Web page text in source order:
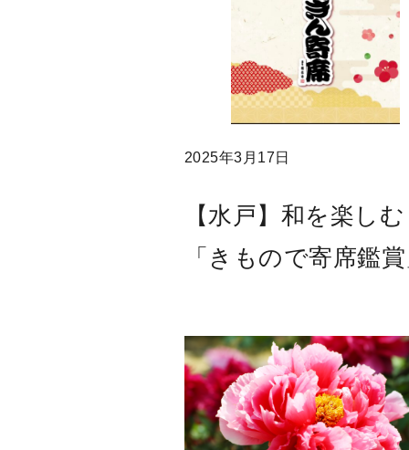
2025年3月17日
【水戸】和を楽しむ
「きもので寄席鑑